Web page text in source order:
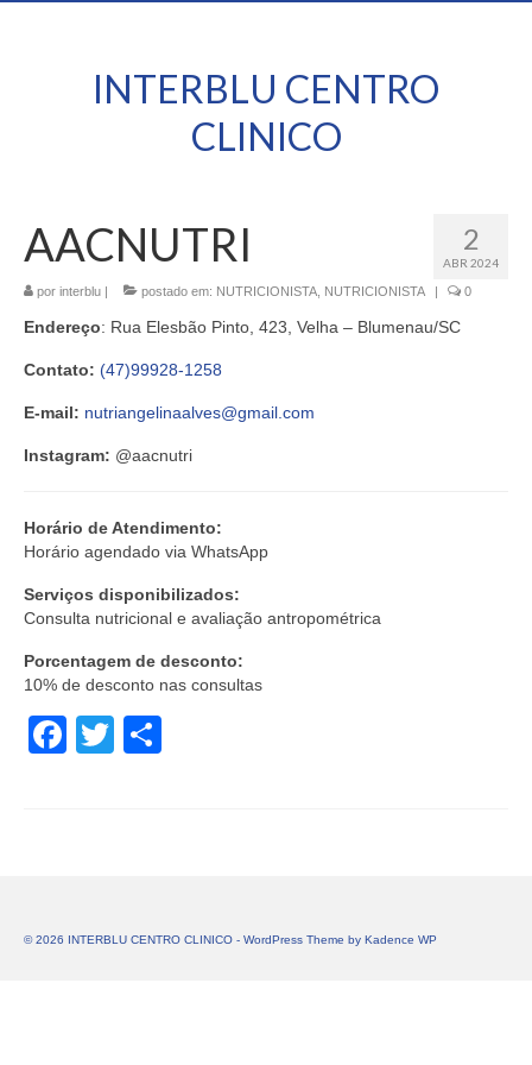
INTERBLU CENTRO
CLINICO
2
ABR 2024
AACNUTRI
por interblu | postado em: NUTRICIONISTA NUTRICIONISTA | 0
Endereço: Rua Elesbão Pinto, 423, Velha – Blumenau/SC
Contato: (47)99928-1258
E-mail: nutriangelinaalves@gmail.com
Instagram: @aacnutri
Horário de Atendimento:
Horário agendado via WhatsApp
Serviços disponibilizados:
Consulta nutricional e avaliação antropométrica
Porcentagem de desconto:
10% de desconto nas consultas
Facebook
Twitter
© 2026 INTERBLU CENTRO CLINICO - WordPress Theme by Kadence WP